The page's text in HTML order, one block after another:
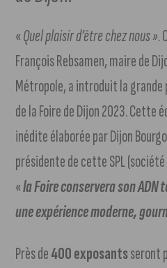
«Quel plaisir d’être chez nous ».
François Rebsamen, maire de
Métropole, a introduit la
de la Foire de Dijon 2023. Cette
inédite élaborée par Dijon
présidente de cette SPL
«la Foire conservera son
une expérience moderne,
Près de400 exposantsseront